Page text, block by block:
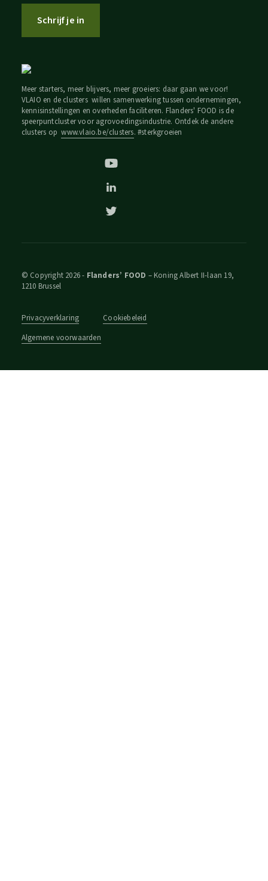
Schrijf je in
Meer starters, meer blijvers, meer groeiers: daar gaan we voor!
VLAIO en de clusters willen samenwerking tussen ondernemingen,
kennisinstellingen en overheden faciliteren. Flanders' FOOD is de
speerpuntcluster voor agrovoedingsindustrie. Ontdek de andere
clusters opwww.vlaio.be/clusters. #sterkgroeien
© Copyright 2026 - Flanders’ FOOD – Koning Albert II-laan 19,
1210 Brussel
Privacyverklaring
Cookiebeleid
Algemene voorwaarden